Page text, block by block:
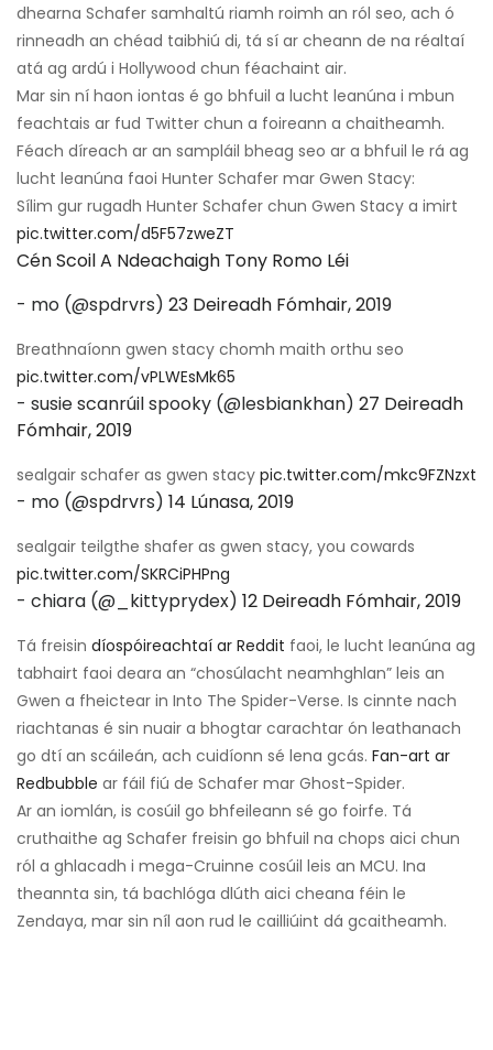
dhearna Schafer samhaltú riamh roimh an ról seo, ach ó
rinneadh an chéad taibhiú di, tá sí ar cheann de na réaltaí
atá ag ardú i Hollywood chun féachaint air.
Mar sin ní haon iontas é go bhfuil a lucht leanúna i mbun
feachtais ar fud Twitter chun a foireann a chaitheamh.
Féach díreach ar an sampláil bheag seo ar a bhfuil le rá ag
lucht leanúna faoi Hunter Schafer mar Gwen Stacy:
Sílim gur rugadh Hunter Schafer chun Gwen Stacy a imirt
pic.twitter.com/d5F57zweZT
Cén Scoil A Ndeachaigh Tony Romo Léi
- mo (@spdrvrs) 23 Deireadh Fómhair, 2019
Breathnaíonn gwen stacy chomh maith orthu seo
pic.twitter.com/vPLWEsMk65
- susie scanrúil spooky (@lesbiankhan) 27 Deireadh
Fómhair, 2019
sealgair schafer as gwen stacy pic.twitter.com/mkc9FZNzxt
- mo (@spdrvrs) 14 Lúnasa, 2019
sealgair teilgthe shafer as gwen stacy, you cowards
pic.twitter.com/SKRCiPHPng
- chiara (@_kittyprydex) 12 Deireadh Fómhair, 2019
Tá freisin díospóireachtaí ar Reddit faoi, le lucht leanúna ag
tabhairt faoi deara an “chosúlacht neamhghlan” leis an
Gwen a fheictear in Into The Spider-Verse. Is cinnte nach
riachtanas é sin nuair a bhogtar carachtar ón leathanach
go dtí an scáileán, ach cuidíonn sé lena gcás. Fan-art ar
Redbubble ar fáil fiú de Schafer mar Ghost-Spider.
Ar an iomlán, is cosúil go bhfeileann sé go foirfe. Tá
cruthaithe ag Schafer freisin go bhfuil na chops aici chun
ról a ghlacadh i mega-Cruinne cosúil leis an MCU. Ina
theannta sin, tá bachlóga dlúth aici cheana féin le
Zendaya, mar sin níl aon rud le cailliúint dá gcaitheamh.